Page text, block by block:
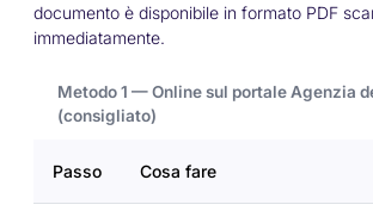
documento è disponibile in formato PDF
immediatamente.
Metodo 1 — Online sul portale Agenzia
(consigliato)
Passo Cosa fare